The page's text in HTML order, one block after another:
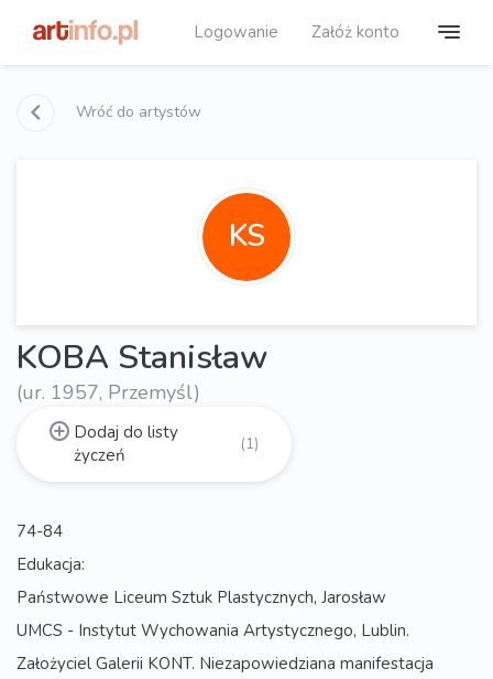
Logowanie Załóż konto
Wróć do artystów
KS
KOBA Stanisław
(ur. 1957, Przemyśl)
Dodaj do listy
życzeń
(1)
74-84
Edukacja:
Państwowe Liceum Sztuk Plastycznych, Jarosław
UMCS - Instytut Wychowania Artystycznego, Lublin.
Założyciel Galerii KONT. Niezapowiedziana manifestacja